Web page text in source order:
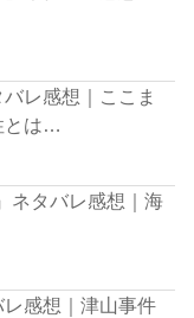
レ感想｜ここま
とは…
ネタバレ感想｜海
感想｜津山事件